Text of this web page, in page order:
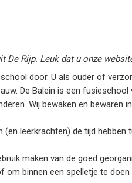
De Rijp. Leuk dat u onze
door. U als ouder of
De Balein is een
Wij bewaken en bewaren
leerkrachten) de tijd
maken van de goed
binnen een spelletje te doen